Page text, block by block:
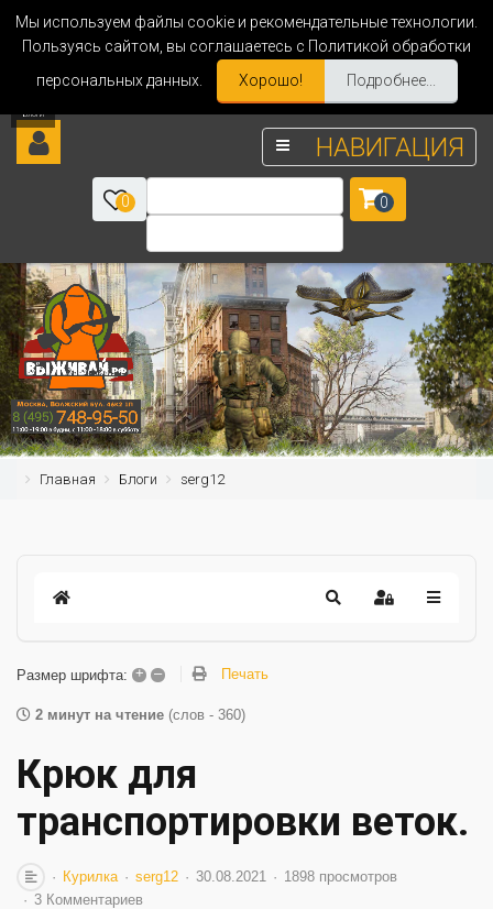
Мы используем файлы cookie и рекомендательные технологии.
Пользуясь сайтом, вы соглашаетесь с Политикой обработки
персональных данных.
Хорошо! Подробнее...
НАВИГАЦИЯ
0 0
Главная Блоги serg12
Размер шрифта: + – Печать
2 минут на чтение (слов - 360)
Крюк для
транспортировки веток.
Курилка serg12 30.08.2021
1898 просмотров
3 Комментариев